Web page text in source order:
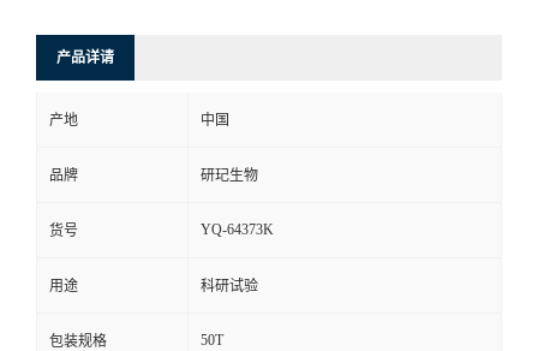
产品详请
产地 中国
品牌 研玘生物
货号 YQ-64373K
用途 科研试验
包装规格 50T